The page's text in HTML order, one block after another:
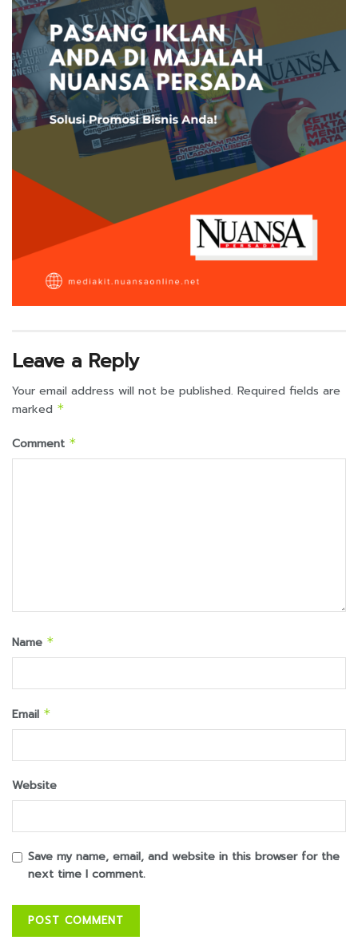
Leave a Reply
Your email address will not be published. Required fields are
marked *
Comment *
Name *
Email *
Website
Save my name, email, and website in this browser for the
next time I comment.